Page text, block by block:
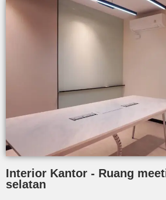
Interior Kantor - Ruang
selatan